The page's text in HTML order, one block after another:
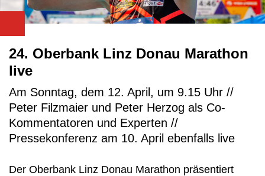
24. Oberbank Linz Donau Marathon
live
Am Sonntag, dem 12. April, um 9.15 Uhr //
Peter Filzmaier und Peter Herzog als Co-
Kommentatoren und Experten //
Pressekonferenz am 10. April ebenfalls live
Der Oberbank Linz Donau Marathon präsentiert